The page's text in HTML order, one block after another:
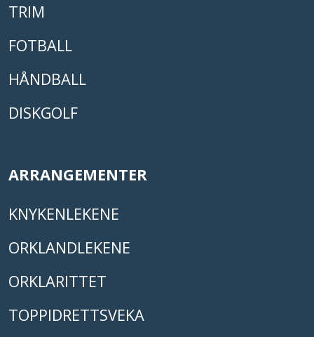
TRIM
FOTBALL
HÅNDBALL
DISKGOLF
ARRANGEMENTER
KNYKENLEKENE
ORKLANDLEKENE
ORKLARITTET
TOPPIDRETTSVEKA